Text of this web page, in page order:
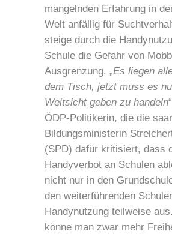
mangelnden Erfahrung in
Welt anfällig für
steige durch die
Schule die Gefahr von
Ausgrenzung. „Es liegen
dem Tisch, jetzt muss es
Weitsicht geben zu handeln
ÖDP-Politikerin, die die
Bildungsministerin
(SPD) dafür kritisiert, dass
Handyverbot an Schulen
nicht nur in den
den weiterführenden
Handynutzung teilweise
könne man zwar mehr